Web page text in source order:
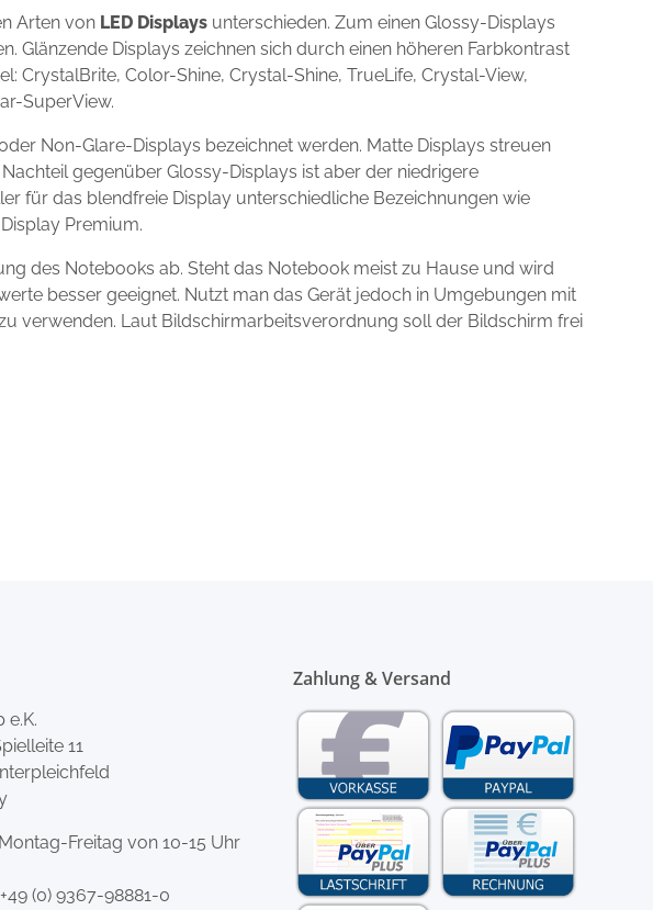
Arten von LED Displays unterschieden. Zum einen Glossy-Displays
Glänzende Displays zeichnen sich durch einen höheren Farbkontrast
CrystalBrite, Color-Shine, Crystal-Shine, TrueLife, Crystal-View,
SuperView.
Non-Glare-Displays bezeichnet werden. Matte Displays streuen
gegenüber Glossy-Displays ist aber der niedrigere
für das blendfreie Display unterschiedliche Bezeichnungen wie
Premium.
des Notebooks ab. Steht das Notebook meist zu Hause und wird
besser geeignet. Nutzt man das Gerät jedoch in Umgebungen mit
verwenden. Laut Bildschirmarbeitsverordnung soll der Bildschirm frei
e.K.
11
Freitag von 10-15 Uhr
+49 (0) 9367-98881-0
Zahlung & Versand